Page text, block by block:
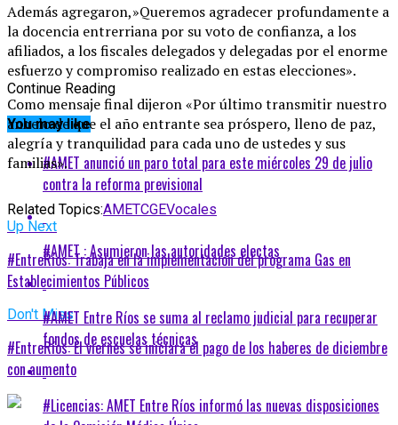
Además agregaron,»Queremos agradecer profundamente a
la docencia entrerriana por su voto de confianza, a los
afiliados, a los fiscales delegados y delegadas por el enorme
esfuerzo y compromiso realizado en estas elecciones».
Como mensaje final dijeron «Por último transmitir nuestro
anhelo de que el año entrante sea próspero, lleno de paz,
alegría y tranquilidad para cada uno de ustedes y sus
familias».
Related Topics:AMETCGEVocales
Up Next
#EntreRíos: Trabaja en la implementación del programa Gas en
Establecimientos Públicos
Don't Miss
#EntreRíos: El viernes se iniciará el pago de los haberes de diciembre
con aumento
Continue Reading
You may like
#AMET anunció un paro total para este miércoles 29 de julio
contra la reforma previsional
#AMET : Asumieron las autoridades electas
#AMET Entre Ríos se suma al reclamo judicial para recuperar
fondos de escuelas técnicas
#Licencias: AMET Entre Ríos informó las nuevas disposiciones